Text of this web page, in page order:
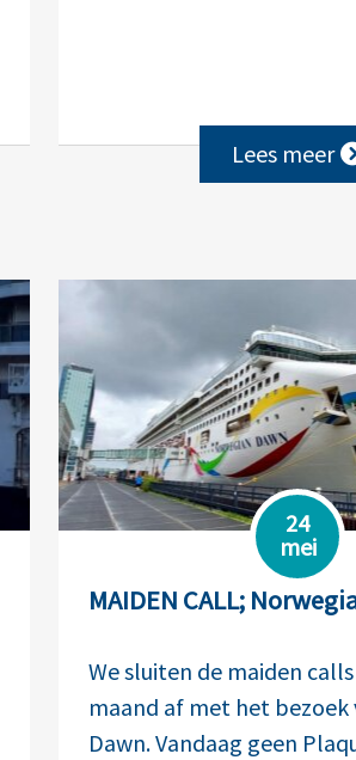
Lees meer
24
mei
MAIDEN CALL;
We sluiten de maiden
maand af met het bezoek
Dawn. Vandaag geen